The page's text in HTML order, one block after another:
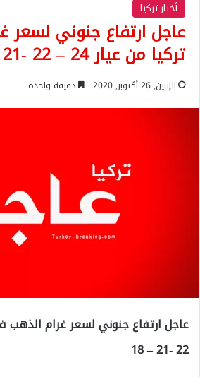
أخبار تركيا
عاجل ارتفاع جنوني لسعر
تركيا من عيار 24 – 22 -21 – 18
الإثنين, 26 أكتوبر, 2020 دقيقة واحدة
22 -21 – 18